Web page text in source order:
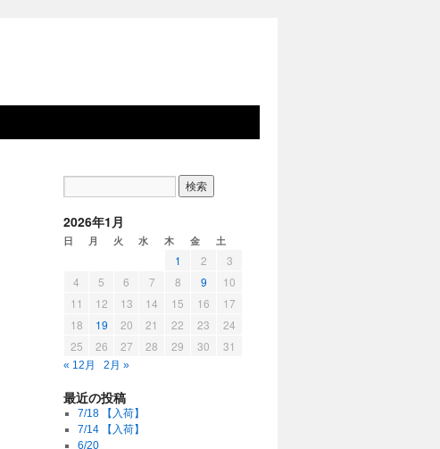
2026年1月
日 月 火 水 木 金 土
1 2
3
4
5 6 7 8 9
10
11
12 13 14 15 16
17
18
19 20 21 22 23
24
25
26 27 28 29 30 31
« 12月 2月 »
最近の投稿
7/18 【入荷】
7/14 【入荷】
6/20